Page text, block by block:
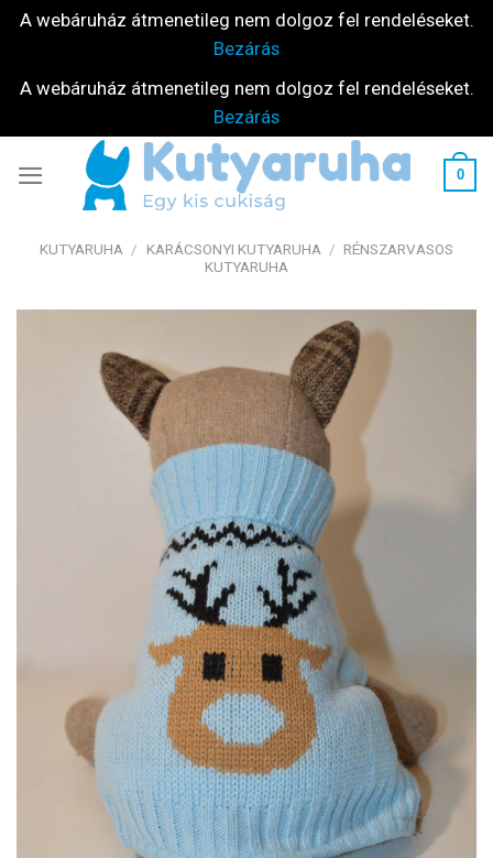
A webáruház átmenetileg nem dolgoz fel rendeléseket.
Bezárás
A webáruház átmenetileg nem dolgoz fel rendeléseket.
Bezárás
0
KUTYARUHA / KARÁCSONYI KUTYARUHA / RÉNSZARVASOS
KUTYARUHA